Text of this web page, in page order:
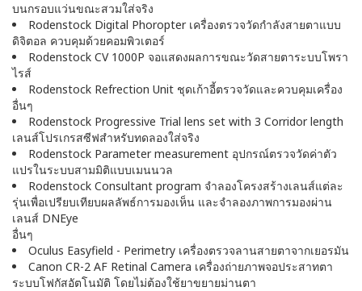
บนกรอบแว่นขณะสวมใส่จริง
Rodenstock Digital Phoropter เครื่องตรวจวัดกำลังสายตาแบบ
ดิจิตอล ควบคุมด้วยคอมพิวเตอร์
Rodenstock CV 1000P จอแสดงผลการขณะวัดสายตาระบบโพรา
ไรส์
Rodenstock Refrection Unit ชุดเก้าอี้ตรวจวัดและควบคุมเครื่อง
อื่นๆ
Rodenstock Progressive Trial lens set with 3 Corridor length
เลนส์โปรเกรสซีฟสำหรับทดลองใส่จริง
Rodenstock Parameter measurement อุปกรณ์ตรวจวัดค่าตัว
แปรในระบบสามมิติแบบเมนนวล
Rodenstock Consultant program จำลองโครงสร้างเลนส์แต่ละ
รุ่นเพื่อเปรียบเทียบผลลัพธ์การมองเห็น และจำลองภาพการมองผ่าน
เลนส์ DNEye
อื่นๆ
Oculus Easyfield - Perimetry เครื่องตรวจลานสายตาจากเยอรมัน
Canon CR-2 AF Retinal Camera เครื่องถ่ายภาพจอประสาทตา
ระบบโฟกัสอัตโนมัติ โดยไม่ต้องใช้ยาขยายม่านตา